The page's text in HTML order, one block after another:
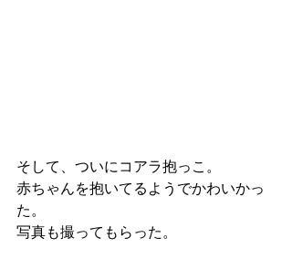
そして、ついにコアラ抱っこ。
赤ちゃんを抱いてるようでかわいかっ
た。
写真も撮ってもらった。